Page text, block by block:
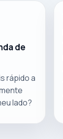
de
rápido a
lado?